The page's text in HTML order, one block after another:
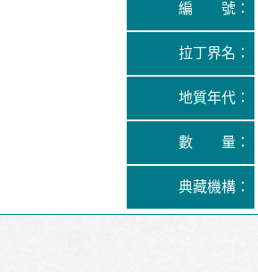
編 號：
拉丁界名：
地質年代：
數 量：
典藏機構：